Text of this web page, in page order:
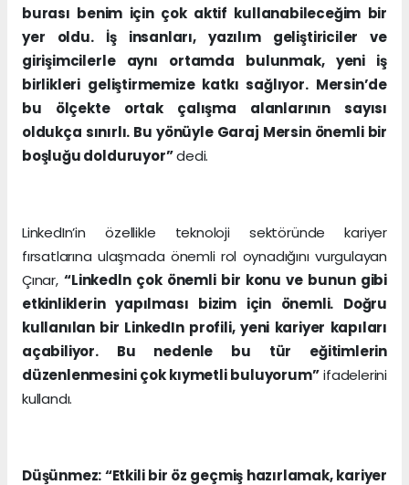
burası benim için çok aktif kullanabileceğim bir
yer oldu. İş insanları, yazılım geliştiriciler ve
girişimcilerle aynı ortamda bulunmak, yeni iş
birlikleri geliştirmemize katkı sağlıyor. Mersin’de
bu ölçekte ortak çalışma alanlarının sayısı
oldukça sınırlı. Bu yönüyle Garaj Mersin önemli bir
boşluğu dolduruyor”dedi.
LinkedIn’in özellikle teknoloji sektöründe kariyer
fırsatlarına ulaşmada önemli rol oynadığını vurgulayan
Çınar,“Linkedln çok önemli bir konu ve bunun gibi
etkinliklerin yapılması bizim için önemli. Doğru
kullanılan bir LinkedIn profili, yeni kariyer kapıları
açabiliyor. Bu nedenle bu tür eğitimlerin
düzenlenmesini çok kıymetli buluyorum”ifadelerini
kullandı.
Düşünmez: “Etkili bir öz geçmiş hazırlamak, kariyer